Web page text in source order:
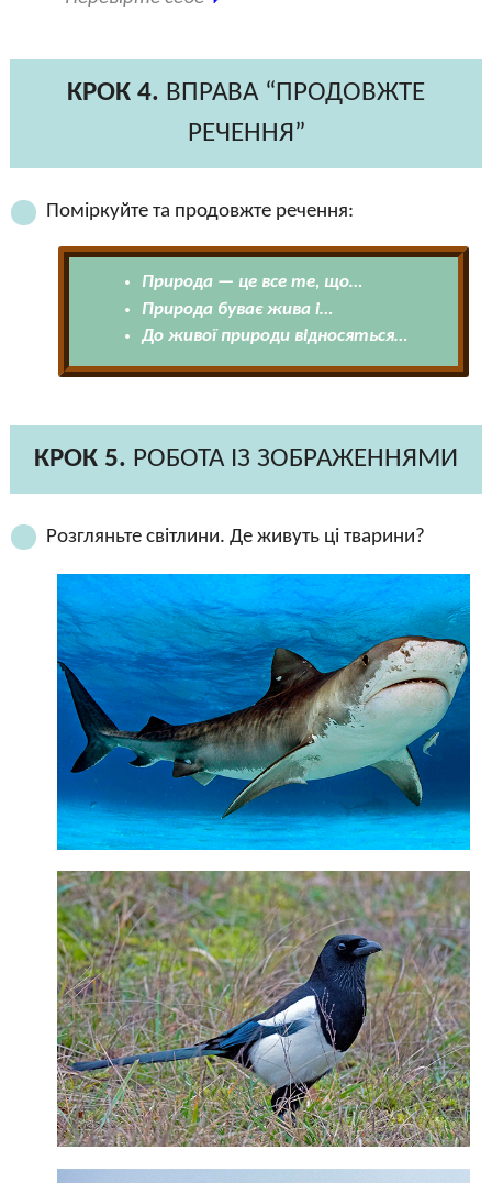
КРОК 4. ВПРАВА “ПРОДОВЖТЕ
РЕЧЕННЯ”
Поміркуйте та продовжте речення:
Природа — це все те, що…
Природа буває жива і…
До живої природи відносяться…
КРОК 5. РОБОТА ІЗ ЗОБРАЖЕННЯМИ
Розгляньте світлини. Де живуть ці тварини?